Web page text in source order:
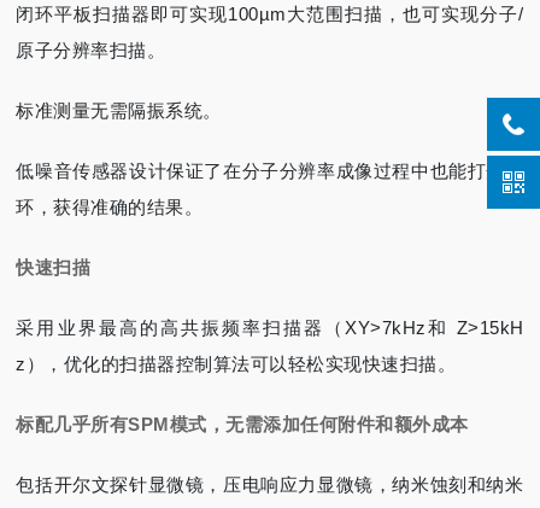
闭环平板扫描器即可实现100µm大范围扫描，也可实现分子/
原子分辨率扫描。
标准测量无需隔振系统。
低噪音传感器设计保证了在分子分辨率成像过程中也能打开闭
环，获得准确的结果。
快速扫描
采用业界最高的高共振频率扫描器（XY>7kHz和 Z>15kH
z），优化的扫描器控制算法可以轻松实现快速扫描。
标配几乎所有SPM模式，无需添加任何附件和额外成本
包括开尔文探针显微镜，压电响应力显微镜，纳米蚀刻和纳米